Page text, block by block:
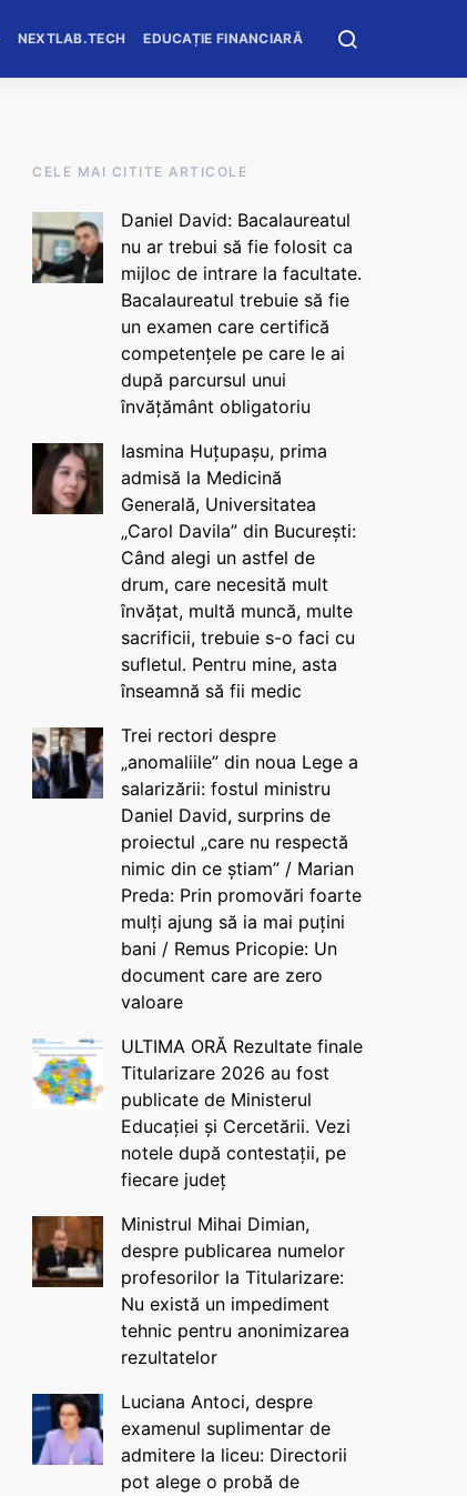
NEXTLAB.TECH EDUCAȚIE FINANCIARĂ
CELE MAI CITITE ARTICOLE
Daniel David: Bacalaureatul
nu ar trebui să fie folosit ca
mijloc de intrare la facultate.
Bacalaureatul trebuie să fie
un examen care certifică
competențele pe care le ai
după parcursul unui
învățământ obligatoriu
Iasmina Huțupașu, prima
admisă la Medicină
Generală, Universitatea
„Carol Davila” din București:
Când alegi un astfel de
drum, care necesită mult
învățat, multă muncă, multe
sacrificii, trebuie s-o faci cu
sufletul. Pentru mine, asta
înseamnă să fii medic
Trei rectori despre
„anomaliile” din noua Lege a
salarizării: fostul ministru
Daniel David, surprins de
proiectul „care nu respectă
nimic din ce știam” / Marian
Preda: Prin promovări foarte
mulți ajung să ia mai puțini
bani / Remus Pricopie: Un
document care are zero
valoare
ULTIMA ORĂ Rezultate finale
Titularizare 2026 au fost
publicate de Ministerul
Educației și Cercetării. Vezi
notele după contestații, pe
fiecare județ
Ministrul Mihai Dimian,
despre publicarea numelor
profesorilor la Titularizare:
Nu există un impediment
tehnic pentru anonimizarea
rezultatelor
Luciana Antoci, despre
examenul suplimentar de
admitere la liceu: Directorii
pot alege o probă de